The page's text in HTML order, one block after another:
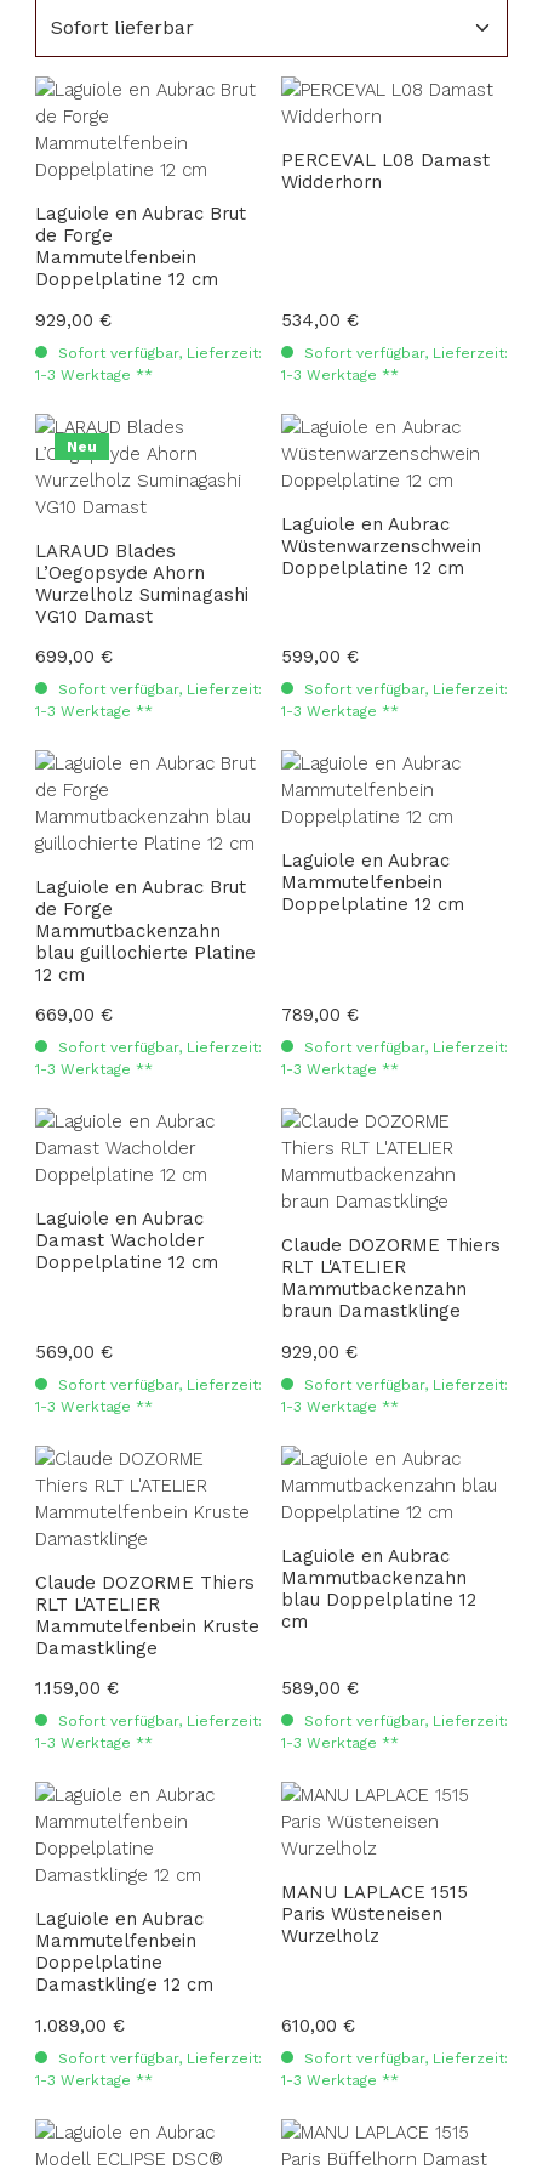
Laguiole en Aubrac Brut
de Forge
Mammutelfenbein
Doppelplatine 12 cm
Regulärer Preis:
929,00 €
Sofort verfügbar, Lieferzeit:
1-3 Werktage **
PERCEVAL L08 Damast
Widderhorn
Regulärer Preis:
534,00 €
Sofort verfügbar, Lieferzeit:
1-3 Werktage **
Neu
LARAUD Blades
L’Oegopsyde Ahorn
Wurzelholz Suminagashi
VG10 Damast
Regulärer Preis:
699,00 €
Sofort verfügbar, Lieferzeit:
1-3 Werktage **
Laguiole en Aubrac
Wüstenwarzenschwein
Doppelplatine 12 cm
Regulärer Preis:
599,00 €
Sofort verfügbar, Lieferzeit:
1-3 Werktage **
Laguiole en Aubrac Brut
de Forge
Mammutbackenzahn
blau guillochierte Platine
12 cm
Regulärer Preis:
669,00 €
Sofort verfügbar, Lieferzeit:
1-3 Werktage **
Laguiole en Aubrac
Mammutelfenbein
Doppelplatine 12 cm
Regulärer Preis:
789,00 €
Sofort verfügbar, Lieferzeit:
1-3 Werktage **
Laguiole en Aubrac
Damast Wacholder
Doppelplatine 12 cm
Regulärer Preis:
569,00 €
Sofort verfügbar, Lieferzeit:
1-3 Werktage **
Claude DOZORME Thiers
RLT L'ATELIER
Mammutbackenzahn
braun Damastklinge
Regulärer Preis:
929,00 €
Sofort verfügbar, Lieferzeit:
1-3 Werktage **
Claude DOZORME Thiers
RLT L'ATELIER
Mammutelfenbein Kruste
Damastklinge
Regulärer Preis:
1.159,00 €
Sofort verfügbar, Lieferzeit:
1-3 Werktage **
Laguiole en Aubrac
Mammutbackenzahn
blau Doppelplatine 12
cm
Regulärer Preis:
589,00 €
Sofort verfügbar, Lieferzeit:
1-3 Werktage **
Laguiole en Aubrac
Mammutelfenbein
Doppelplatine
Damastklinge 12 cm
Regulärer Preis:
1.089,00 €
Sofort verfügbar, Lieferzeit:
1-3 Werktage **
MANU LAPLACE 1515
Paris Wüsteneisen
Wurzelholz
Regulärer Preis:
610,00 €
Sofort verfügbar, Lieferzeit:
1-3 Werktage **